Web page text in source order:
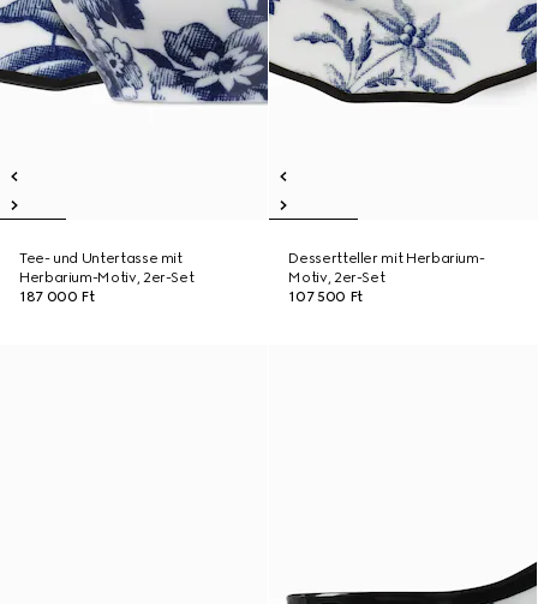
Tee- und Untertasse mit
Herbarium-Motiv, 2er-Set
187 000 Ft
Dessertteller mit Herbarium-
Motiv, 2er-Set
107 500 Ft